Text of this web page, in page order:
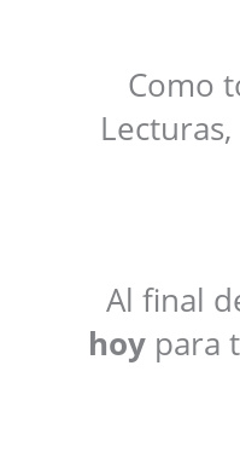
Como
Al final
hoypara